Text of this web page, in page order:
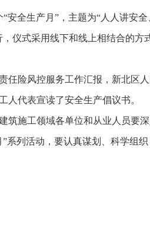
“安全生产月”，主题为“人人讲
仪式采用线下和线上相结合的
任险风控服务工作汇报，新北区
人代表宣读了安全生产倡议书。
筑施工领域各单位和从业人员要
系列活动，要认真谋划、科学组